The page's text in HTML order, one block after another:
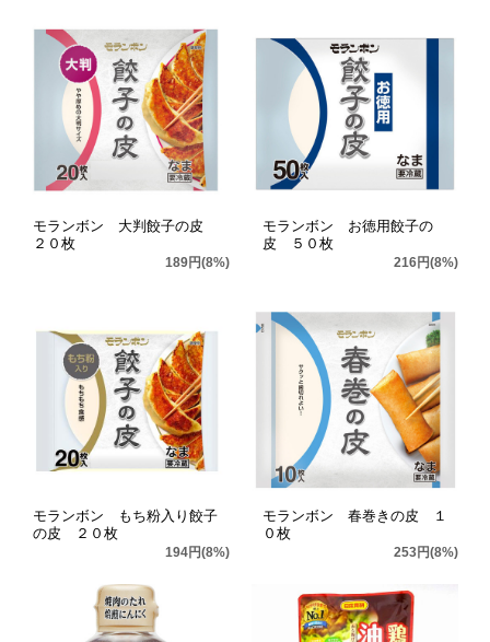
モランボン 大判餃子の皮
２０枚
189円(8%)
モランボン お徳用餃子の
皮 ５０枚
216円(8%)
モランボン もち粉入り餃子
の皮 ２０枚
194円(8%)
モランボン 春巻きの皮 １
０枚
253円(8%)